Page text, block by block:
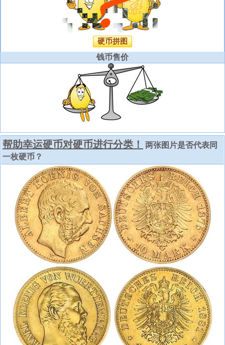
硬币拼图
钱币售价
帮助幸运硬币对硬币进行分类！
两张图片是否代表同
一枚硬币？